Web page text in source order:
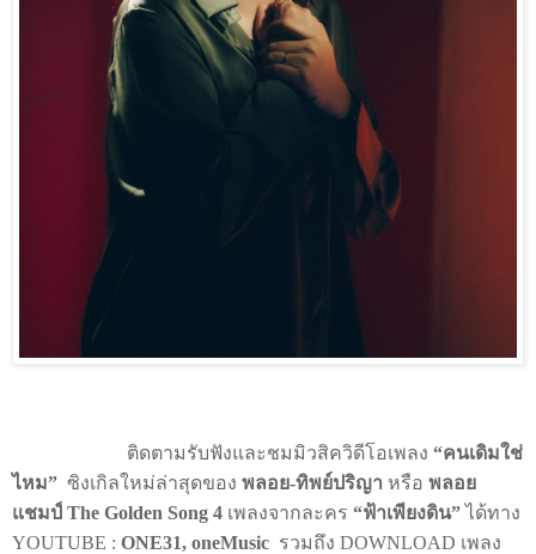
ติดตามรับฟังและชมมิวสิควิดีโอเพลง “คนเดิมใช่
ไหม” ซิงเกิลใหม่ล่าสุดของ พลอย-ทิพย์ปริญา หรือ พลอย
แชมป์ The Golden Song 4 เพลงจากละคร “ฟ้าเพียงดิน” ได้ทาง
YOUTUBE : ONE31, oneMusic รวมถึง DOWNLOAD เพลง